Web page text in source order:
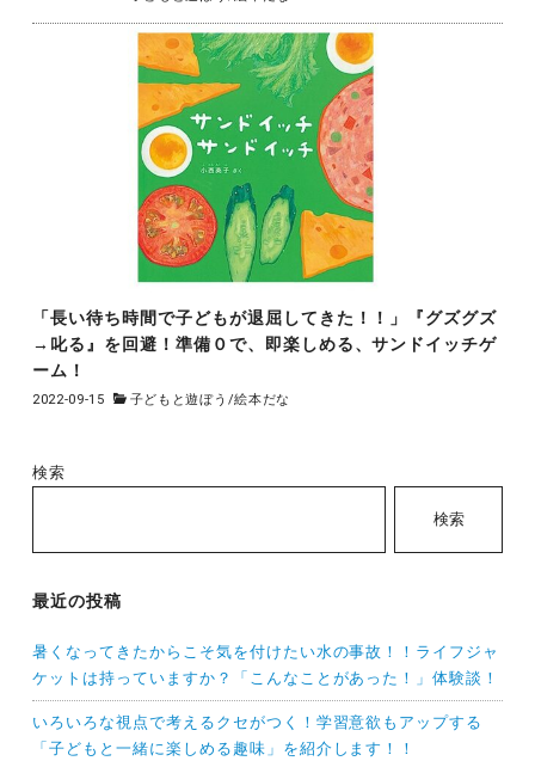
「長い待ち時間で子どもが退屈してきた！！」『グズグズ
→叱る』を回避！準備０で、即楽しめる、サンドイッチゲ
ーム！
2022-09-15 子どもと遊ぼう /絵本だな
検索
検索
最近の投稿
暑くなってきたからこそ気を付けたい水の事故！！ライフジャ
ケットは持っていますか？「こんなことがあった！」体験談！
いろいろな視点で考えるクセがつく！学習意欲もアップする
「子どもと一緒に楽しめる趣味」を紹介します！！